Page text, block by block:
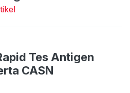
Tes Antigen
CASN